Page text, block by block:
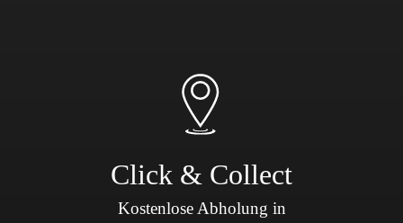
Click & Collect
Kostenlose Abholung in